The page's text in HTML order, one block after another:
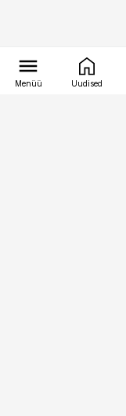
Menüü Uudised